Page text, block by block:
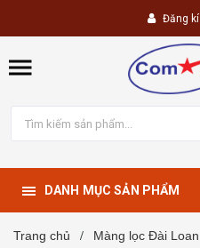
Đăng kí
DANH MỤC SẢN PHẨM
Trang chủ / Màng lọc Đài Loan